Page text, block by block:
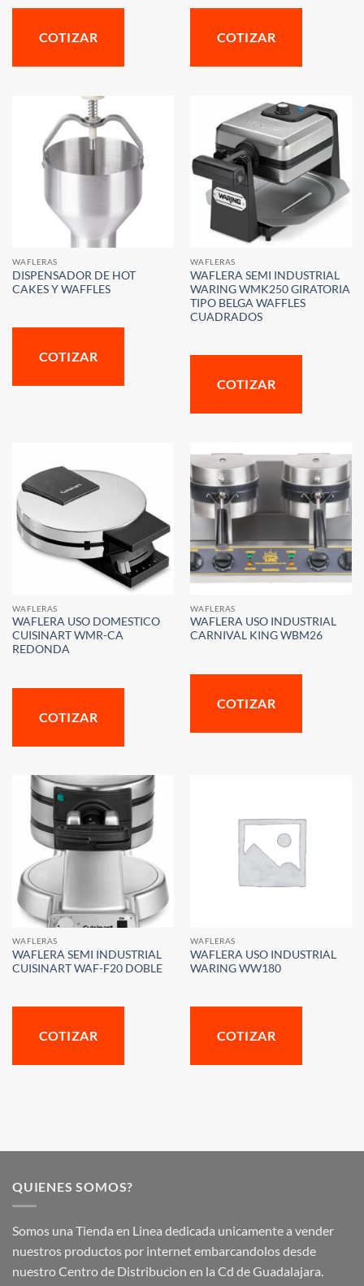
COTIZAR COTIZAR
WAFLERAS
DISPENSADOR DE HOT
CAKES Y WAFFLES
COTIZAR
WAFLERAS
WAFLERA SEMI INDUSTRIAL
WARING WMK250 GIRATORIA
TIPO BELGA WAFFLES
CUADRADOS
COTIZAR
WAFLERAS
WAFLERA USO DOMESTICO
CUISINART WMR-CA
REDONDA
COTIZAR
WAFLERAS
WAFLERA USO INDUSTRIAL
CARNIVAL KING WBM26
COTIZAR
WAFLERAS
WAFLERA SEMI INDUSTRIAL
CUISINART WAF-F20 DOBLE
COTIZAR
WAFLERAS
WAFLERA USO INDUSTRIAL
WARING WW180
COTIZAR
QUIENES SOMOS?
Somos una Tienda en Linea dedicada unicamente a vender
nuestros productos por internet embarcandolos desde
nuestro Centro de Distribucion en la Cd de Guadalajara.